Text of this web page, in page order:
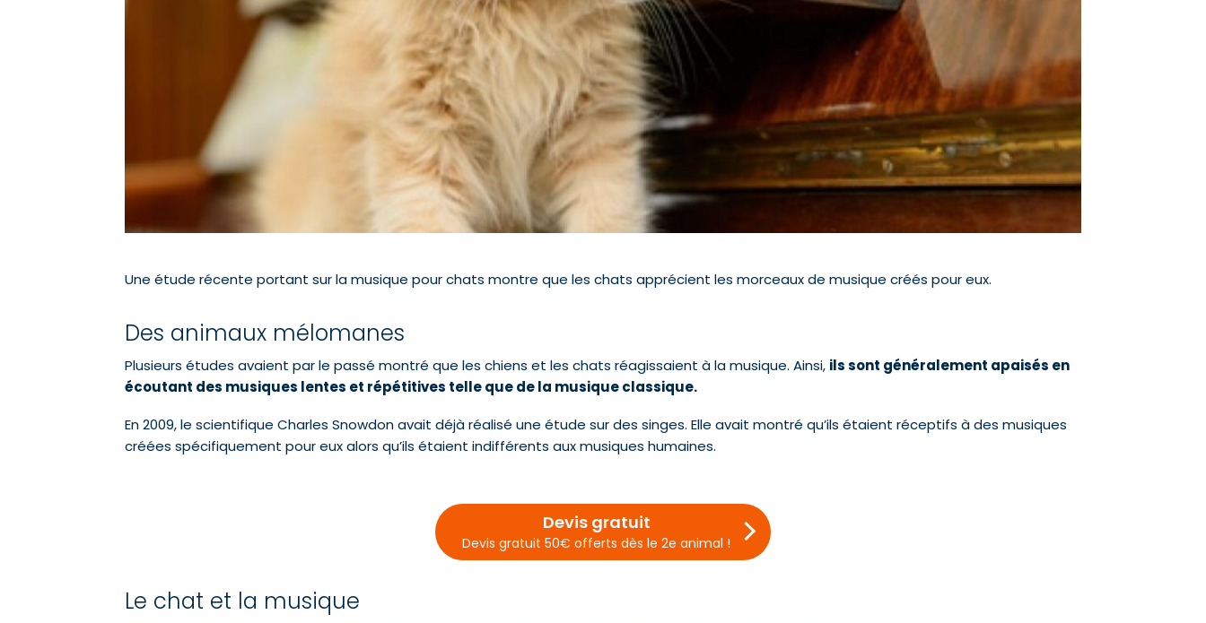
Une étude récente portant sur la musique pour chats montre que les chats apprécient les morceaux de musique créés pour eux.
Des animaux mélomanes
Plusieurs études avaient par le passé montré que les chiens et les chats réagissaient à la musique. Ainsi, ils sont généralement apaisés en
écoutant des musiques lentes et répétitives telle que de la musique classique.
En 2009, le scientifique Charles Snowdon avait déjà réalisé une étude sur des singes. Elle avait montré qu’ils étaient réceptifs à des musiques
créées spécifiquement pour eux alors qu’ils étaient indifférents aux musiques humaines.
Devis gratuit
Devis gratuit 50€ offerts dès le 2e animal !
Le chat et la musique